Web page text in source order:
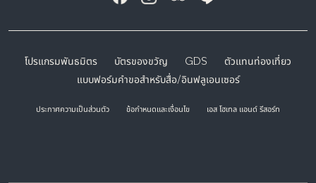
โปรแกรมพันธมิตร บัตรของขวัญ GDS
ตัวแทนท่องเที่ยว
แบบฟอร์มคำขอสำหรับสื่อ/อินฟลูเอนเซอร์
ประกาศความเป็นส่วนตัว ข้อกำหนดและเงื่อนไข เอส โฮเทล แอนด์ รีสอร์ท